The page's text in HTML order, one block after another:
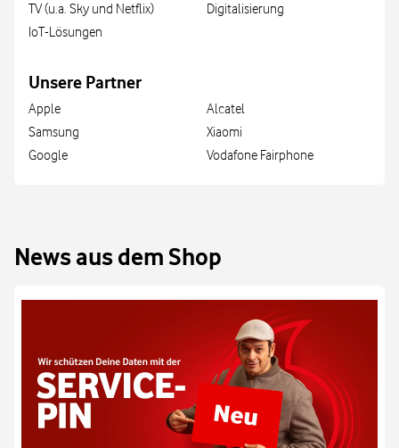
TV (u.a. Sky und Netflix)
IoT-Lösungen
Digitalisierung
Unsere Partner
Apple
Samsung
Google
Alcatel
Xiaomi
Vodafone Fairphone
News aus dem Shop